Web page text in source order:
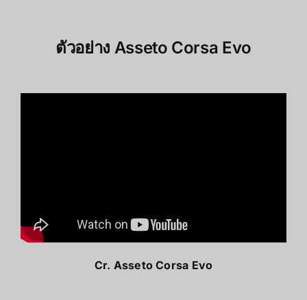
ตัวอย่าง Asseto Corsa Evo
Cr. Asseto Corsa Evo